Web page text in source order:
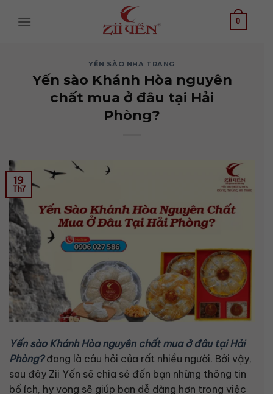
0
YẾN SÀO NHA TRANG
Yến sào Khánh Hòa nguyên
chất mua ở đâu tại Hải
Phòng?
19
Th7
Yến sào Khánh Hòa nguyên chất mua ở đâu tại Hải
Phòng?đang là câu hỏi của rất nhiều người. Bởi vậy,
sau đây Zii Yến sẽ chia sẻ đến bạn những thông tin
bổ ích, hy vọng sẽ giúp bạn dễ dàng hơn trong việc